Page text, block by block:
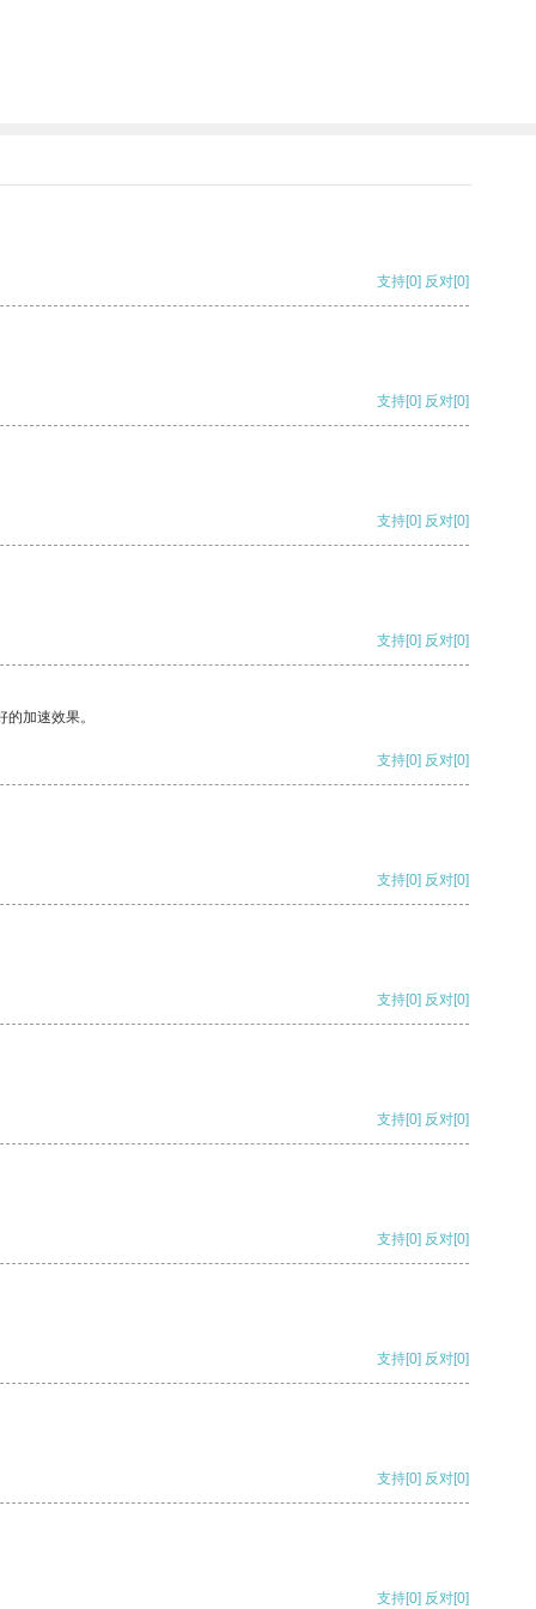
支持[0] 反对[0]
支持[0] 反对[0]
支持[0] 反对[0]
支持[0] 反对[0]
加速效果。
支持[0] 反对[0]
支持[0] 反对[0]
支持[0] 反对[0]
支持[0] 反对[0]
支持[0] 反对[0]
支持[0] 反对[0]
支持[0] 反对[0]
支持[0] 反对[0]